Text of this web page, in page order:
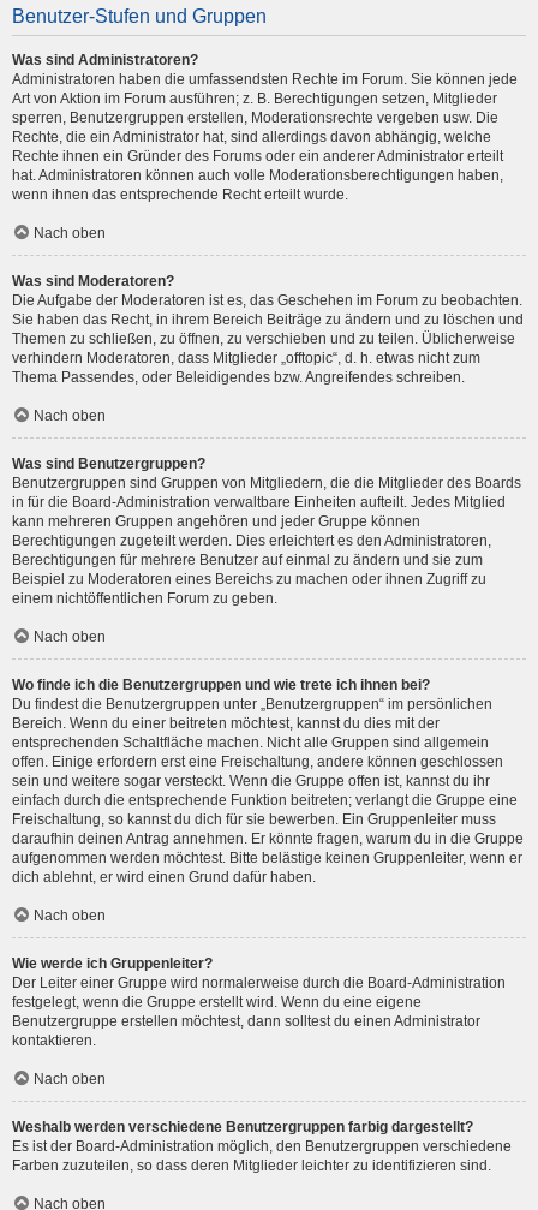
Benutzer-Stufen und Gruppen
Was sind Administratoren?
Administratoren haben die umfassendsten Rechte im Forum. Sie können jede
Art von Aktion im Forum ausführen; z. B. Berechtigungen setzen, Mitglieder
sperren, Benutzergruppen erstellen, Moderationsrechte vergeben usw. Die
Rechte, die ein Administrator hat, sind allerdings davon abhängig, welche
Rechte ihnen ein Gründer des Forums oder ein anderer Administrator erteilt
hat. Administratoren können auch volle Moderationsberechtigungen haben,
wenn ihnen das entsprechende Recht erteilt wurde.
Nach oben
Was sind Moderatoren?
Die Aufgabe der Moderatoren ist es, das Geschehen im Forum zu beobachten.
Sie haben das Recht, in ihrem Bereich Beiträge zu ändern und zu löschen und
Themen zu schließen, zu öffnen, zu verschieben und zu teilen. Üblicherweise
verhindern Moderatoren, dass Mitglieder „offtopic“, d. h. etwas nicht zum
Thema Passendes, oder Beleidigendes bzw. Angreifendes schreiben.
Nach oben
Was sind Benutzergruppen?
Benutzergruppen sind Gruppen von Mitgliedern, die die Mitglieder des Boards
in für die Board-Administration verwaltbare Einheiten aufteilt. Jedes Mitglied
kann mehreren Gruppen angehören und jeder Gruppe können
Berechtigungen zugeteilt werden. Dies erleichtert es den Administratoren,
Berechtigungen für mehrere Benutzer auf einmal zu ändern und sie zum
Beispiel zu Moderatoren eines Bereichs zu machen oder ihnen Zugriff zu
einem nichtöffentlichen Forum zu geben.
Nach oben
Wo finde ich die Benutzergruppen und wie trete ich ihnen bei?
Du findest die Benutzergruppen unter „Benutzergruppen“ im persönlichen
Bereich. Wenn du einer beitreten möchtest, kannst du dies mit der
entsprechenden Schaltfläche machen. Nicht alle Gruppen sind allgemein
offen. Einige erfordern erst eine Freischaltung, andere können geschlossen
sein und weitere sogar versteckt. Wenn die Gruppe offen ist, kannst du ihr
einfach durch die entsprechende Funktion beitreten; verlangt die Gruppe eine
Freischaltung, so kannst du dich für sie bewerben. Ein Gruppenleiter muss
daraufhin deinen Antrag annehmen. Er könnte fragen, warum du in die Gruppe
aufgenommen werden möchtest. Bitte belästige keinen Gruppenleiter, wenn er
dich ablehnt, er wird einen Grund dafür haben.
Nach oben
Wie werde ich Gruppenleiter?
Der Leiter einer Gruppe wird normalerweise durch die Board-Administration
festgelegt, wenn die Gruppe erstellt wird. Wenn du eine eigene
Benutzergruppe erstellen möchtest, dann solltest du einen Administrator
kontaktieren.
Nach oben
Weshalb werden verschiedene Benutzergruppen farbig dargestellt?
Es ist der Board-Administration möglich, den Benutzergruppen verschiedene
Farben zuzuteilen, so dass deren Mitglieder leichter zu identifizieren sind.
Nach oben